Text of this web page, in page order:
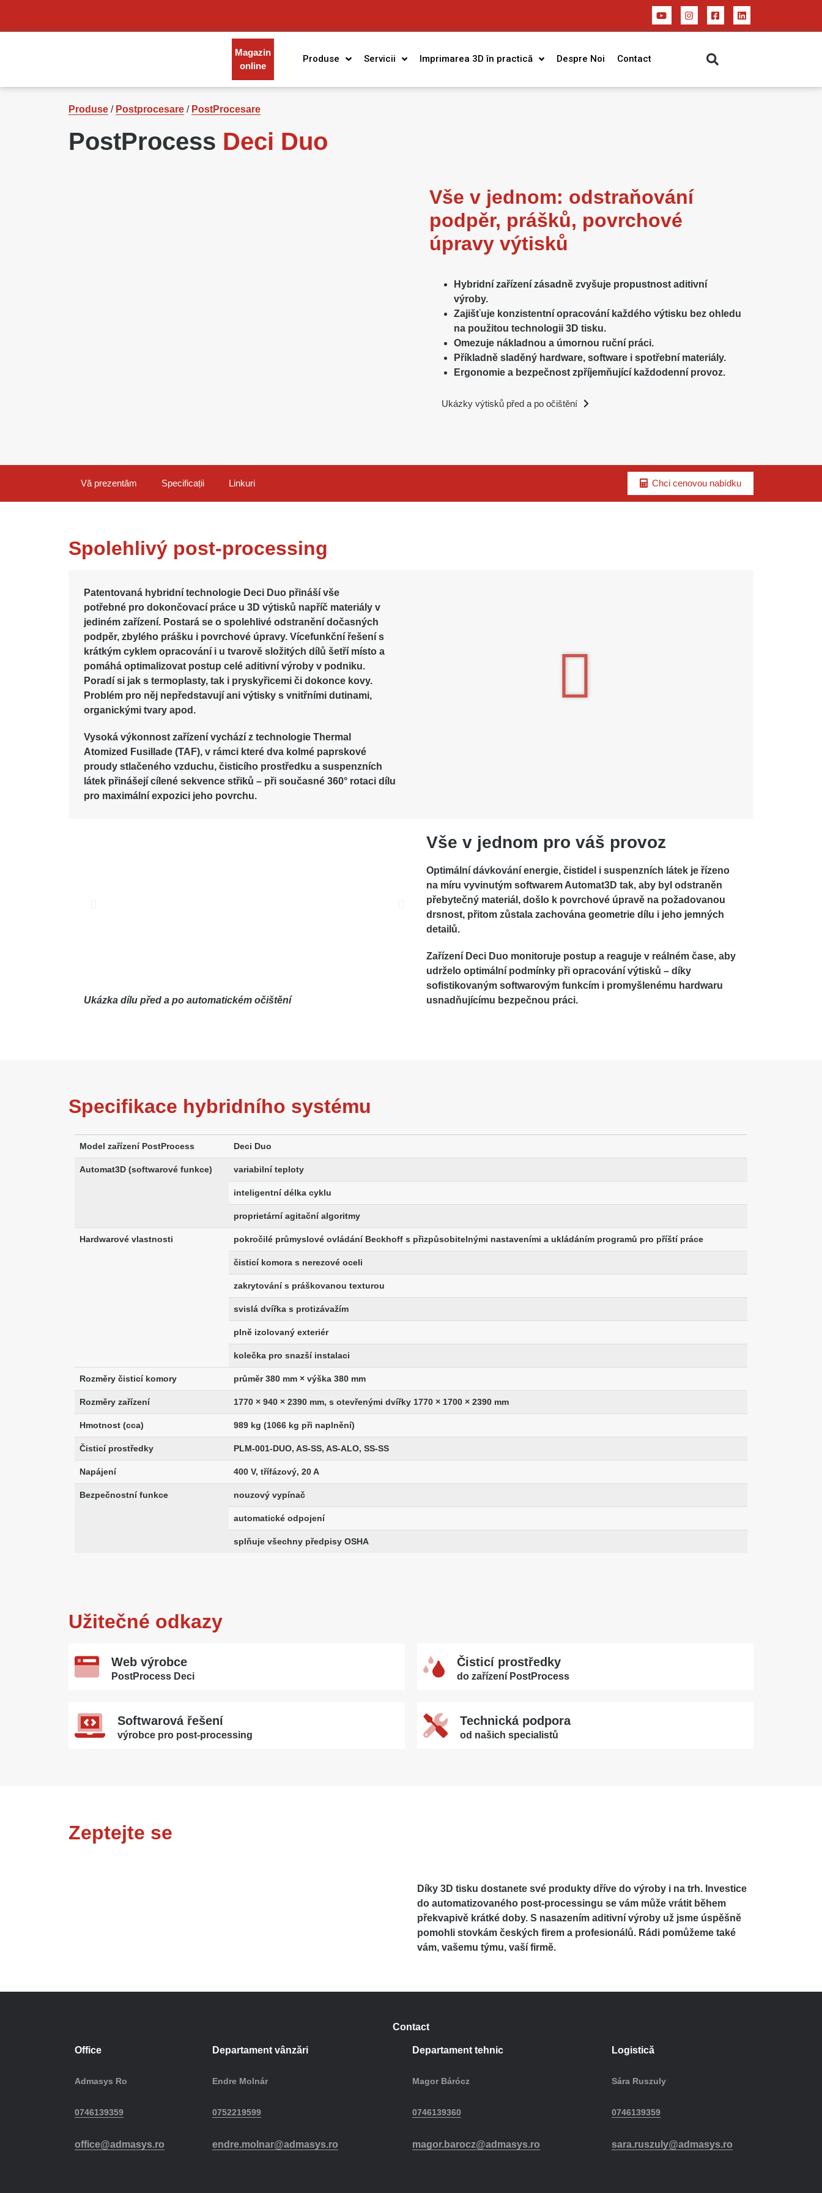
Magazin
online
Produse Servicii Imprimarea 3D în practică Despre Noi Contact
Produse / Postprocesare / PostProcesare
PostProcess Deci Duo
Vše v jednom: odstraňování
podpěr, prášků, povrchové
úpravy výtisků
Hybridní zařízení zásadně zvyšuje propustnost aditivní
výroby.
Zajišťuje konzistentní opracování každého výtisku bez ohledu
na použitou technologii 3D tisku.
Omezuje nákladnou a úmornou ruční práci.
Příkladně sladěný hardware, software i spotřební materiály.
Ergonomie a bezpečnost zpříjemňující každodenní provoz.
Ukázky výtisků před a po očištění
Vă prezentăm Specificații Linkuri Chci cenovou nabídku
Spolehlivý post-processing
Patentovaná hybridní technologie Deci Duo přináší vše
potřebné pro dokončovací práce u 3D výtisků napříč materiály v
jediném zařízení. Postará se o spolehlivé odstranění dočasných
podpěr, zbylého prášku i povrchové úpravy. Vícefunkční řešení s
krátkým cyklem opracování i u tvarově složitých dílů šetří místo a
pomáhá optimalizovat postup celé aditivní výroby v podniku.
Poradí si jak s termoplasty, tak i pryskyřicemi či dokonce kovy.
Problém pro něj nepředstavují ani výtisky s vnitřními dutinami,
organickými tvary apod.
Vysoká výkonnost zařízení vychází z technologie Thermal
Atomized Fusillade (TAF), v rámci které dva kolmé paprskové
proudy stlačeného vzduchu, čisticího prostředku a suspenzních
látek přinášejí cílené sekvence střiků – při současné 360° rotaci dílu
pro maximální expozici jeho povrchu.
Ukázka dílu před a po automatickém očištění
Vše v jednom pro váš provoz
Optimální dávkování energie, čistidel i suspenzních látek je řízeno
na míru vyvinutým softwarem Automat3D tak, aby byl odstraněn
přebytečný materiál, došlo k povrchové úpravě na požadovanou
drsnost, přitom zůstala zachována geometrie dílu i jeho jemných
detailů.
Zařízení Deci Duo monitoruje postup a reaguje v reálném čase, aby
udrželo optimální podmínky při opracování výtisků – díky
sofistikovaným softwarovým funkcím i promyšlenému hardwaru
usnadňujícímu bezpečnou práci.
Specifikace hybridního systému
Model zařízení PostProcess Deci Duo
Automat3D (softwarové funkce) variabilní teploty
inteligentní délka cyklu
proprietární agitační algoritmy
Hardwarové vlastnosti pokročilé průmyslové ovládání Beckhoff s přizpůsobitelnými nastaveními a ukládáním programů pro příští práce
čisticí komora s nerezové oceli
zakrytování s práškovanou texturou
svislá dvířka s protizávažím
plně izolovaný exteriér
kolečka pro snazší instalaci
Rozměry čisticí komory průměr 380 mm × výška 380 mm
Rozměry zařízení 1770 × 940 × 2390 mm, s otevřenými dvířky 1770 × 1700 × 2390 mm
Hmotnost (cca) 989 kg (1066 kg při naplnění)
Čisticí prostředky PLM-001-DUO, AS-SS, AS-ALO, SS-SS
Napájení 400 V, třífázový, 20 A
Bezpečnostní funkce nouzový vypínač
automatické odpojení
splňuje všechny předpisy OSHA
Užitečné odkazy
Web výrobce
PostProcess Deci
Čisticí prostředky
do zařízení PostProcess
Softwarová řešení
výrobce pro post-processing
Technická podpora
od našich specialistů
Zeptejte se
Díky 3D tisku dostanete své produkty dříve do výroby i na trh. Investice
do automatizovaného post-processingu se vám může vrátit během
překvapivě krátké doby. S nasazením aditivní výroby už jsme úspěšně
pomohli stovkám českých firem a profesionálů. Rádi pomůžeme také
vám, vašemu týmu, vaší firmě.
Contact
Office
Admasys Ro
0746139359
office@admasys.ro
Departament vânzări
Endre Molnár
0752219599
endre.molnar@admasys.ro
Departament tehnic
Magor Bárócz
0746139360
magor.barocz@admasys.ro
Logistică
Sára Ruszuly
0746139359
sara.ruszuly@admasys.ro